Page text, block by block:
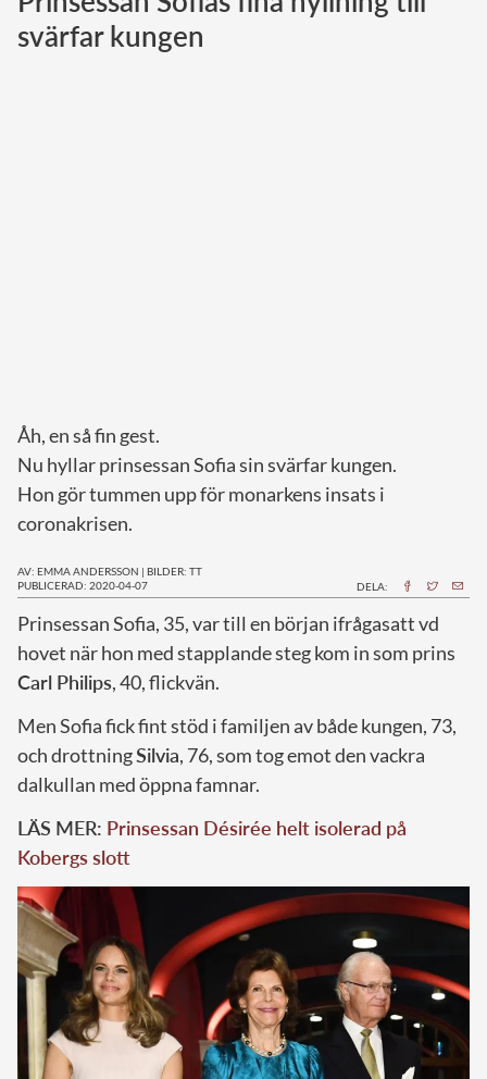
Norska kungahuset
svärfar kungen
Åh, en så fin gest.
Nu hyllar prinsessan Sofia sin svärfar kungen.
Hon gör tummen upp för monarkens insats i
coronakrisen.
AV: EMMA ANDERSSON | BILDER: TT
PUBLICERAD: 2020-04-07
DELA:
Prinsessan Sofia, 35, var till en början ifrågasatt vd
hovet när hon med stapplande steg kom in som prins
Carl Philips, 40, flickvän.
Men Sofia fick fint stöd i familjen av både kungen, 73,
och drottningSilvia, 76, som tog emot den vackra
dalkullan med öppna famnar.
LÄS MER: Prinsessan Désirée helt isolerad på
Kobergs slott